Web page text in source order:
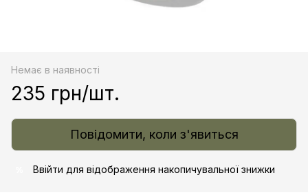
Немає в наявності
235 грн/шт.
Повідомити, коли з'явиться
Ввійти для відображення накопичувальної знижки